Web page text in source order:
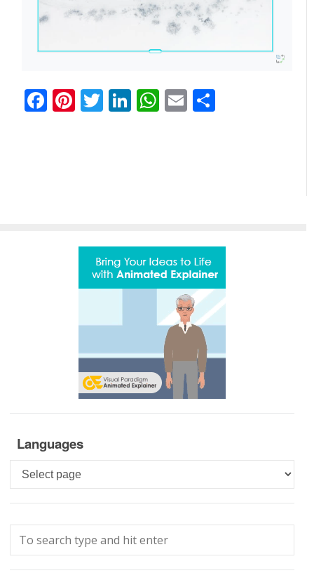
Facebook
Pinterest
Twitter
LinkedIn
WhatsApp
Email
Languages
Languages